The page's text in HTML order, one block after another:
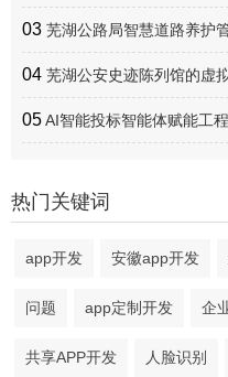
03 芜湖公路局智慧道路养护
04 芜湖公安史迹陈列馆的虚
潮
05AI智能投标智能体赋能工
热门关键词
app开发 安徽app开发
问题 app定制开发 企
共享APP开发 人脸识别